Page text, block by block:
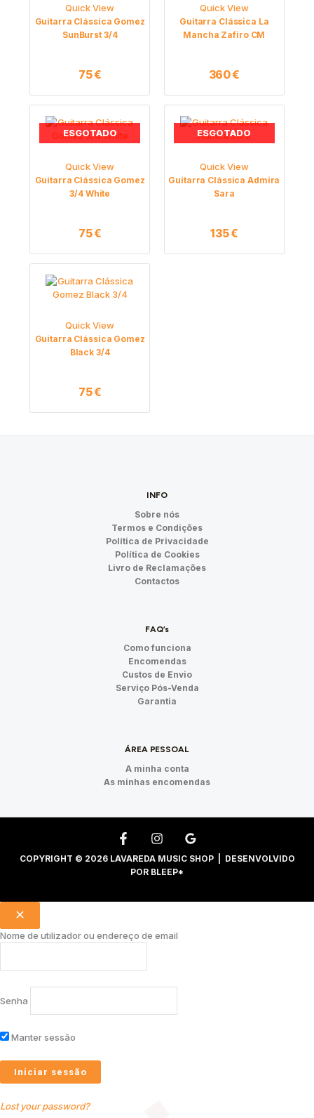
Quick View
Guitarra Clássica Gomez
SunBurst 3/4
75€
Quick View
Guitarra Clássica La
Mancha Zafiro CM
360€
ESGOTADO
Quick View
Guitarra Clássica Gomez
3/4 White
75€
ESGOTADO
Quick View
Guitarra Clássica Admira
Sara
135€
Quick View
Guitarra Clássica Gomez
Black 3/4
75€
INFO
Sobre nós
Termos e Condições
Política de Privacidade
Política de Cookies
Livro de Reclamações
Contactos
FAQ’s
Como funciona
Encomendas
Custos de Envio
Serviço Pós-Venda
Garantia
ÁREA PESSOAL
A minha conta
As minhas encomendas
COPYRIGHT © 2026 LAVAREDA MUSIC SHOP | DESENVOLVIDO
POR BLEEP*
Nome de utilizador ou endereço de email
Senha
Manter sessão
Lost your password?